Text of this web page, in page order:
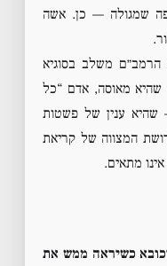
שמגולה — כן. אשה
הרמב״ם משלב בסוגיא
מאוסה, אדם “כל
שהיא ענין של פשטות
המצווה של קריאת
מתאים.
כשיראה ממש את